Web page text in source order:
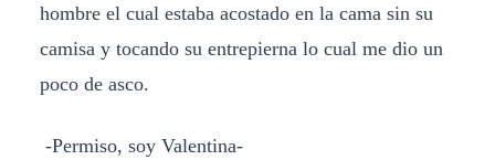
hombre el cual estaba acostado en la cama sin su
camisa y tocando su entrepierna lo cual me dio un
poco de asco.
-Permiso, soy Valentina-